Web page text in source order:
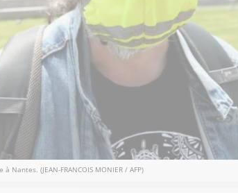
Nantes. (JEAN-FRANCOIS MONIER / AFP)